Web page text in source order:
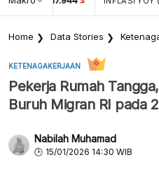
Home Data Stories
KETENAGAKERJAAN
Pekerja Rumah
Buruh Migran RI pada
Nabilah Muhamad
15/01/2026 14:30 WIB